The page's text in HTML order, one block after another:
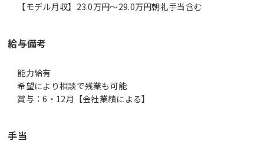
【モデル月収】23.0万円〜29.0万円朝礼手当含む
給与備考
能力給有
希望により相談で残業も可能
手当